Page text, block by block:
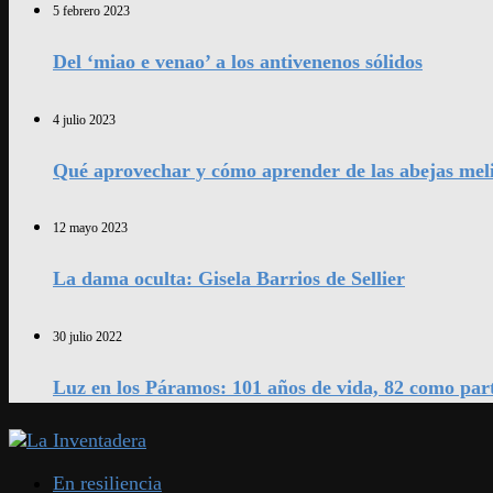
5 febrero 2023
Del ‘miao e venao’ a los antivenenos sólidos
4 julio 2023
Qué aprovechar y cómo aprender de las abejas
12 mayo 2023
La dama oculta: Gisela Barrios de Sellier
30 julio 2022
Luz en los Páramos: 101 años de vida, 82 como
En resiliencia